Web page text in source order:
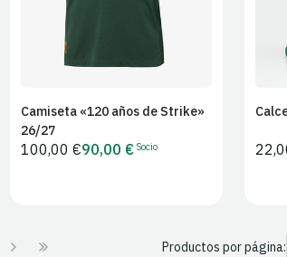
Añadir al carrito
Camiseta «120 años de Strike»
26/27
Precio
100,00 €Precio
90,00 € Socio
Productos por página: